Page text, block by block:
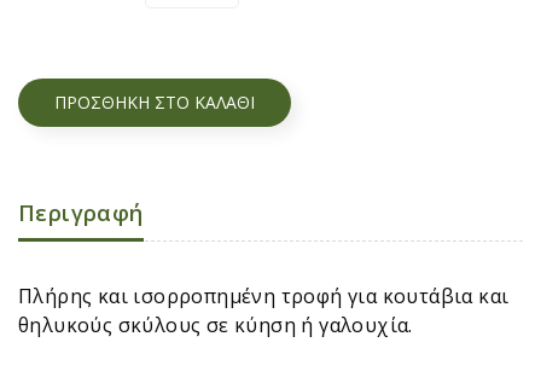
ΠΡΟΣΘΉΚΗ ΣΤΟ ΚΑΛΆΘΙ
Περιγραφή
Πλήρης και ισορροπημένη τροφή για κουτάβια και
θηλυκούς σκύλους σε κύηση ή γαλουχία.